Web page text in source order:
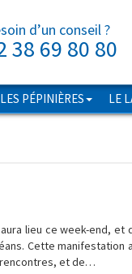
d’un conseil ?
38 69 80 80
LES PÉPINIÈRES LE
lieu ce week-end, et
Cette manifestation
rencontres, et de…